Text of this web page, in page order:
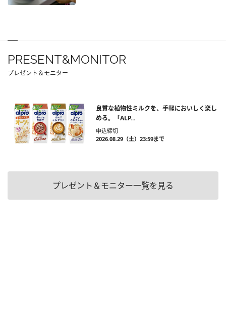
PRESENT&MONITOR
プレゼント＆モニター
良質な植物性ミルクを、手軽においしく楽し
める。「ALP...
申込締切
2026.08.29（土）23:59まで
プレゼント＆モニター一覧を見る